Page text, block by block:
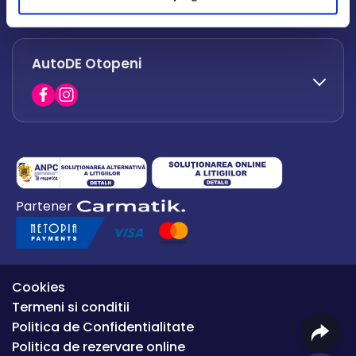
office.afumati@autode.ro
0730 063 852
0730 063 851
AutoDE Otopeni
0754 649 360
office.premium@autode.ro
Partener
Cookies
Termeni si conditii
Politica de Confidentialitate
Politica de rezervare online